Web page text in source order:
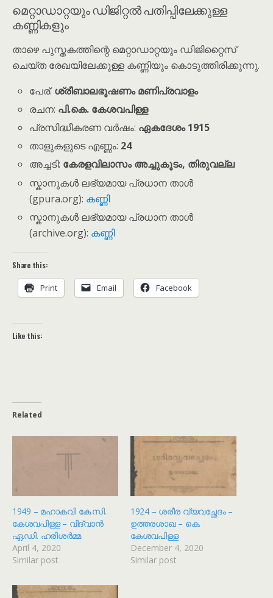
മെറ്റാഡാറ്റയും ഡിജിറ്റൽ പതിപ്പിലേക്കുള്ള
കണ്ണികളും
താഴെ പുസ്തകത്തിന്റെ മെറ്റാഡാറ്റയും ഡിജിറ്റൈസ്
ചെയ്ത രേഖയിലേക്കുള്ള കണ്ണിയും കൊടുത്തിരിക്കുന്നു.
പേര്:ശ്രീബാലഭൂഷണം മണിപ്രവാളം
രചന: പി.കെ. കേശവപിള്ള
പ്രസിദ്ധീകരണ വർഷം: ഏകദേശം 1915
താളുകളുടെ എണ്ണം: 24
അച്ചടി: കേരളവിലാസം അച്ചുകൂടം, തിരുവല്ല
സ്കാനുകൾ ലഭ്യമായ പ്രധാന താൾ
(gpura.org): കണ്ണി
സ്കാനുകൾ ലഭ്യമായ പ്രധാന താൾ
(archive.org): കണ്ണി
Share this:
Print Email Facebook
Like this:
Related
1949 – മഹാകവി കേ.സി.
കേശവപിള്ള – വിദ്വാൻ
ഏ.ഡി. ഹരിശർമ്മ
April 4, 2020
Similar post
1924 – ശരീര വ്യവച്ഛേദം –
ഉത്തരശാഖ – കെ.
കേശവപിള്ള
December 4, 2020
Similar post